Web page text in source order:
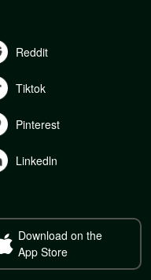
Reddit
Tiktok
Pinterest
Linkedln
Download on the
App Store